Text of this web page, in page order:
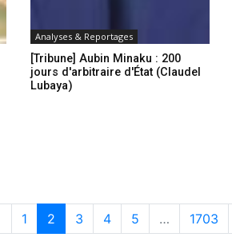
Analyses & Reportages
[Tribune] Aubin Minaku : 200
jours d'arbitraire d'État (Claudel
Lubaya)
1 2 3 4 5 … 1703